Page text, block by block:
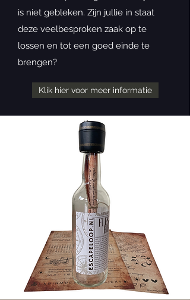
is niet gebleken. Zijn jullie in staat
deze veelbesproken zaak op te
lossen en tot een goed einde te
brengen?
Klik hier voor meer informatie